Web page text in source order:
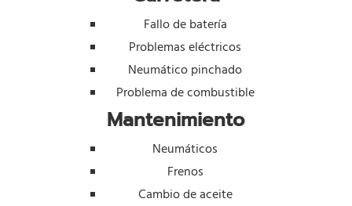
Fallo de batería
Problemas eléctricos
Neumático pinchado
Problema de combustible
Mantenimiento
Neumáticos
Frenos
Cambio de aceite